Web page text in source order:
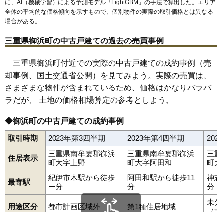
に、AI（機械学習）による予測モデル「LightGBM」の手法で算出した。エリア
全体の平均的な価格傾向を示すもので、個別物件の実際の取引価格とは異なる
場合がある。
三重県御浜町の中古戸建ての過去の売買事例
三重県御浜町付近での実際の中古戸建ての成約事例（売
却事例、国土交通省公開）を見てみよう。実際の売買は、
さまざまな物件が含まれているため、価格はかなりバラバ
ラだが、 土地の価格相場算定の参考としよう。
◆御浜町の中古戸建ての成約事例
取引時期 2023年第3四半期 2023年第4四半期
住居表示
三重県南牟婁郡御浜
町大字上野
三重県南牟婁郡御浜
町大字阿田和
三
町
最寄駅
紀伊市木駅から徒歩
ー分
阿田和駅から徒歩11
分
神
分
用途区分 都市計画区域外 第1種住居地域
未
阿田和下市木志原
神志山駅紀伊市木駅阿田和駅